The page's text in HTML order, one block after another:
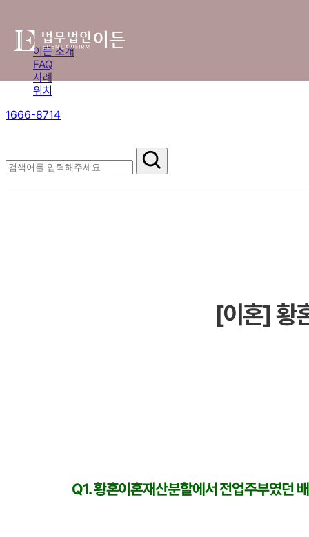
이든 소개
FAQ
사례
위치
1666-8714
[이혼] 황
Q1. 황혼이혼재산분할에서 전업주부였던